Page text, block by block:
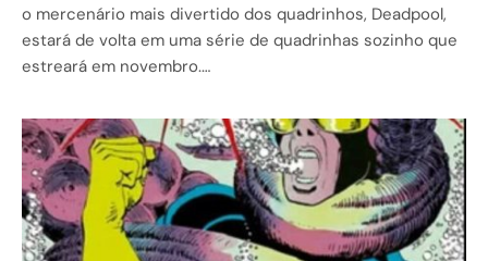
o mercenário mais divertido dos quadrinhos, Deadpool,
estará de volta em uma série de quadrinhas sozinho que
estreará em novembro.…